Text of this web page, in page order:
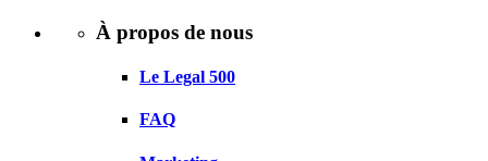
À propos de nous
Le Legal 500
FAQ